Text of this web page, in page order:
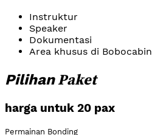
Instruktur
Speaker
Dokumentasi
Area khusus di Bobocabin
PilihanPaket
harga untuk 20 pax
Permainan Bonding